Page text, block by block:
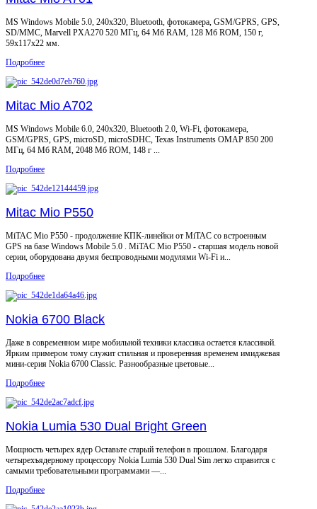
MS Windows Mobile 5.0, 240x320, Bluetooth, фотокамера, GSM/GPRS, GPS,
SD/MMC, Marvell PXA270 520 МГц, 64 Мб RAM, 128 Мб ROM, 150 г,
59x117x22 мм.
Подробнее
Mitac Mio A702
MS Windows Mobile 6.0, 240x320, Bluetooth 2.0, Wi-Fi, фотокамера,
GSM/GPRS, GPS, microSD, microSDHC, Texas Instruments OMAP 850 200
МГц, 64 Мб RAM, 2048 Мб ROM, 148 г ...
Подробнее
Mitac Mio P550
MiTAC Mio P550 - продолжение КПК-линейки от MiTAC со встроенным
GPS на базе Windows Mobile 5.0 . MiTAC Mio P550 - старшая модель новой
серии, оборудована двумя беспроводными модулями Wi-Fi и...
Подробнее
Nokia 6700 Black
Даже в современном мире мобильной техники классика остается классикой.
Ярким примером тому служит стильная и проверенная временем имиджевая
мини-серия Nokia 6700 Classic. Разнообразные цветовые...
Подробнее
Nokia Lumia 530 Dual Bright Green
Мощность четырех ядер Оставьте старый телефон в прошлом. Благодаря
четырехъядерному процессору Nokia Lumia 530 Dual Sim легко справится с
самыми требовательными программами —...
Подробнее